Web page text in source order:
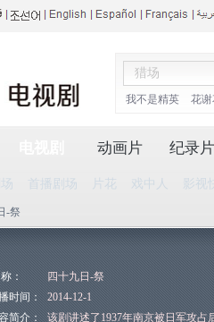
我不是精英 花
首播剧场 片花 戏中人 影视
动画片 纪录片
-祭
：
四十九日-祭
时间：
2014-12-1
简介：
该剧讲述了1937年南京被日军攻占